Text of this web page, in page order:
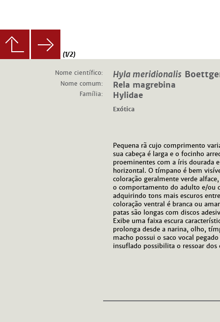
(1/2)
Nome científico: Hyla meridionalis
Nome comum: Rela magrebina
Família: Hylidae
Exótica
Pequena rã cujo comprimento
sua cabeça é larga e o focinho
proeminentes com a íris dourada
horizontal. O tímpano é bem
coloração geralmente verde
o comportamento do adulto e/ou
adquirindo tons mais escuros
coloração ventral é branca ou
patas são longas com discos
Exibe uma faixa escura
prolonga desde a narina, olho,
macho possui o saco vocal
insuflado possibilita o ressoar dos